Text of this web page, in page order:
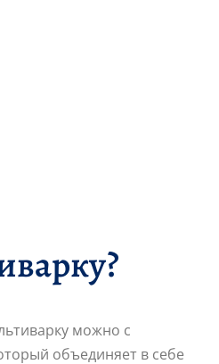
можно с
объединяет в себе